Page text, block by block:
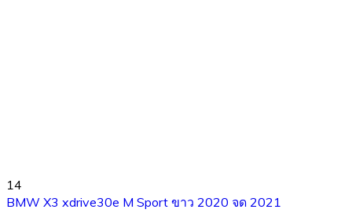
14
BMW X3 xdrive30e M Sport ขาว 2020 จด 2021